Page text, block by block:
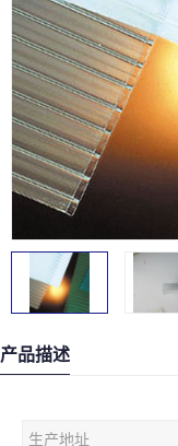
产品描述
生产地址